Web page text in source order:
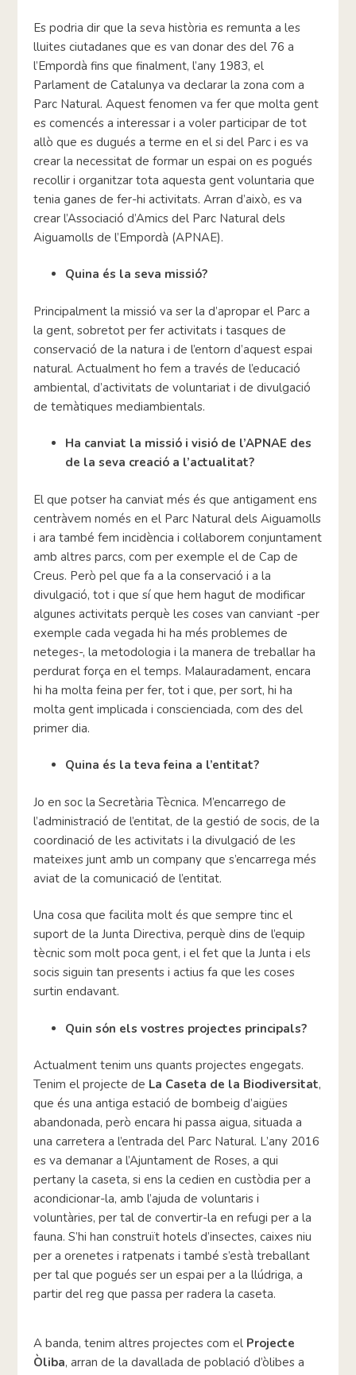
Es podria dir que la seva història es remunta a les
lluites ciutadanes que es van donar des del 76 a
l’Empordà fins que finalment, l’any 1983, el
Parlament de Catalunya va declarar la zona com a
Parc Natural. Aquest fenomen va fer que molta gent
es comencés a interessar i a voler participar de tot
allò que es dugués a terme en el si del Parc i es va
crear la necessitat de formar un espai on es pogués
recollir i organitzar tota aquesta gent voluntaria que
tenia ganes de fer-hi activitats. Arran d’això, es va
crear l’Associació d’Amics del Parc Natural dels
Aiguamolls de l’Empordà (APNAE).
Quina és la seva missió?
Principalment la missió va ser la d’apropar el Parc a
la gent, sobretot per fer activitats i tasques de
conservació de la natura i de l’entorn d’aquest espai
natural. Actualment ho fem a través de l’educació
ambiental, d’activitats de voluntariat i de divulgació
de temàtiques mediambientals.
Ha canviat la missió i visió de l’APNAE des
de la seva creació a l’actualitat?
El que potser ha canviat més és que antigament ens
centràvem només en el Parc Natural dels Aiguamolls
i ara també fem incidència i col·laborem conjuntament
amb altres parcs, com per exemple el de Cap de
Creus. Però pel que fa a la conservació i a la
divulgació, tot i que sí que hem hagut de modificar
algunes activitats perquè les coses van canviant -per
exemple cada vegada hi ha més problemes de
neteges-, la metodologia i la manera de treballar ha
perdurat força en el temps. Malauradament, encara
hi ha molta feina per fer, tot i que, per sort, hi ha
molta gent implicada i conscienciada, com des del
primer dia.
Quina és la teva feina a l’entitat?
Jo en soc la Secretària Tècnica. M’encarrego de
l’administració de l’entitat, de la gestió de socis, de la
coordinació de les activitats i la divulgació de les
mateixes junt amb un company que s’encarrega més
aviat de la comunicació de l’entitat.
Una cosa que facilita molt és que sempre tinc el
suport de la Junta Directiva, perquè dins de l’equip
tècnic som molt poca gent, i el fet que la Junta i els
socis siguin tan presents i actius fa que les coses
surtin endavant.
Quin són els vostres projectes principals?
Actualment tenim uns quants projectes engegats.
Tenim el projecte de La Caseta de la Biodiversitat,
que és una antiga estació de bombeig d’aigües
abandonada, però encara hi passa aigua, situada a
una carretera a l’entrada del Parc Natural. L’any 2016
es va demanar a l’Ajuntament de Roses, a qui
pertany la caseta, si ens la cedien en custòdia per a
acondicionar-la, amb l’ajuda de voluntaris i
voluntàries, per tal de convertir-la en refugi per a la
fauna. S’hi han construït hotels d’insectes, caixes niu
per a orenetes i ratpenats i també s’està treballant
per tal que pogués ser un espai per a la llúdriga, a
partir del reg que passa per radera la caseta.
A banda, tenim altres projectes com el Projecte
Òliba, arran de la davallada de població d’òlibes a